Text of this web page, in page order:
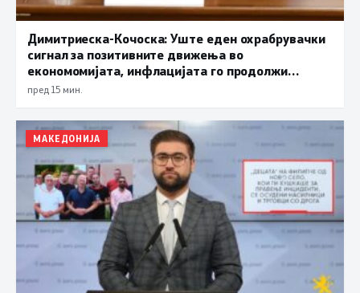
Димитриеска-Кочоска: Уште еден охрабрувачки
сигнал за позитивните движења во
економомијата, инфлацијата го продолжи
трендот на намалување и во јули изнесува 2,3
пред 15 мин.
МАКЕДОНИЈА